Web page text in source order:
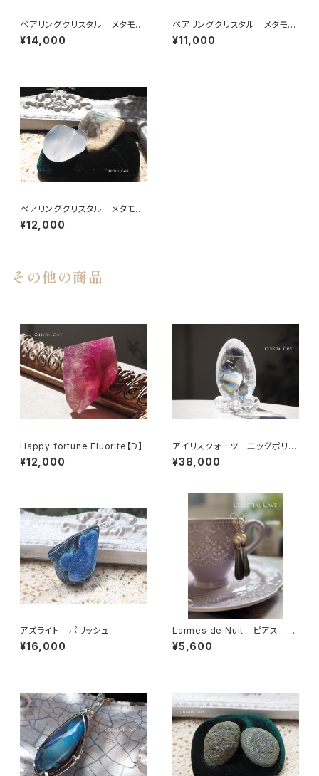
ペアリングクリスタル メタモル
フォーシスクォーツ＆ビックスフ
ォーメーションピクチャージャス
¥14,000
ペアリングクリスタル メタモル
フォーシスクォーツ＆ビックスフ
ォーメーションピクチャージャス
¥11,000
ペアリングクリスタル メタモル
フォーシスクォーツ＆ブッケンハ
ウトジャスパー【B】
¥12,000
その他の商品
Happy fortune Fluorite【D】
¥12,000
アイリスクォーツ エッグポリッ
シュ
¥38,000
アズライト ポリッシュ
¥16,000
Larmes de Nuit ピアス
「夜の涙」
¥5,600